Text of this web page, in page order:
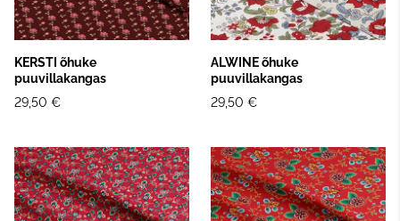
KERSTI õhuke
puuvillakangas
29,50 €
ALWINE õhuke
puuvillakangas
29,50 €